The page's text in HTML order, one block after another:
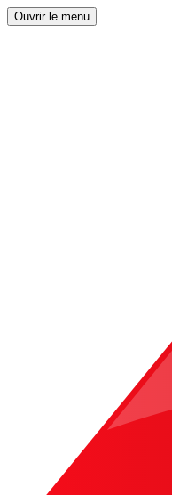
Ouvrir le menu